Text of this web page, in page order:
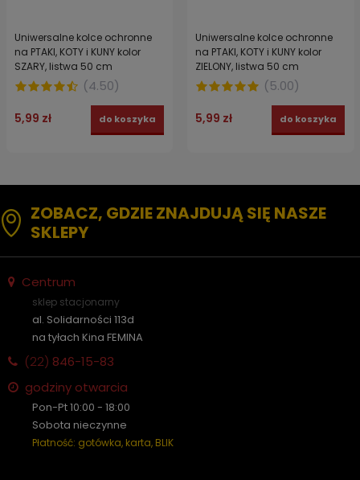
Uniwersalne kolce ochronne
na PTAKI, KOTY i KUNY kolor
SZARY, listwa 50 cm
(4.50)
5,99 zł do koszyka
Uniwersalne kolce ochronne
na PTAKI, KOTY i KUNY kolor
ZIELONY, listwa 50 cm
(5.00)
5,99 zł do koszyka
ZOBACZ, GDZIE ZNAJDUJĄ SIĘ NASZE
SKLEPY
Centrum
sklep stacjonarny
al. Solidarności 113d
na tyłach Kina FEMINA
(22) 846-15-83
godziny otwarcia
Pon-Pt 10:00 - 18:00
Sobota nieczynne
Płatność: gotówka, karta, BLIK